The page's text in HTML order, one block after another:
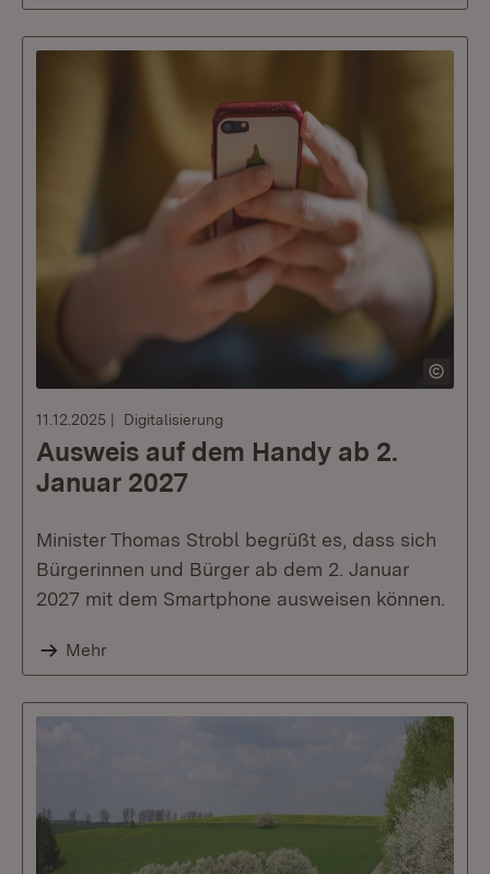
11.12.2025 Digitalisierung
Ausweis auf dem Handy ab 2.
Januar 2027
Minister Thomas Strobl begrüßt es, dass sich
Bürgerinnen und Bürger ab dem 2. Januar
2027 mit dem Smartphone ausweisen können.
Mehr